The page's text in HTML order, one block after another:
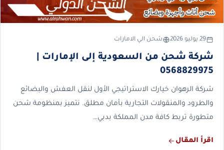
29 يوليو 2026 شحن الي الامارات
شركة شحن من السعودية إلى الإمارات |
0568829975
شركة الرهوان خيارك الاستراتيجي الأول لنقل العفش والبضائع
والطرود والمنقولات التجارية بأمان مطلق. نتميز بمنظومة شحن
متطورة تربط كافة مدن المملكة بدبي…
اقرأ المقال